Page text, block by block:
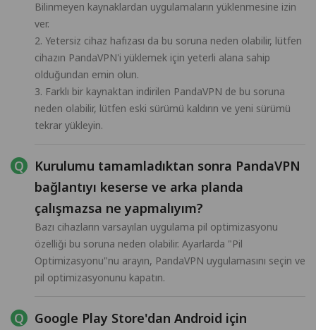
Bilinmeyen kaynaklardan uygulamaların yüklenmesine izin
ver.
2. Yetersiz cihaz hafızası da bu soruna neden olabilir, lütfen
cihazın PandaVPN'i yüklemek için yeterli alana sahip
olduğundan emin olun.
3. Farklı bir kaynaktan indirilen PandaVPN de bu soruna
neden olabilir, lütfen eski sürümü kaldırın ve yeni sürümü
tekrar yükleyin.
Kurulumu tamamladıktan sonra PandaVPN
bağlantıyı keserse ve arka planda
çalışmazsa ne yapmalıyım?
Bazı cihazların varsayılan uygulama pil optimizasyonu
özelliği bu soruna neden olabilir. Ayarlarda "Pil
Optimizasyonu"nu arayın, PandaVPN uygulamasını seçin ve
pil optimizasyonunu kapatın.
Google Play Store'dan Android için